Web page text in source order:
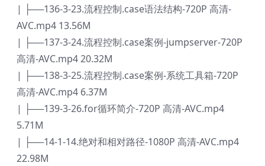
| ├──136-3-23.流程控制.case语法结构-720P 高清-
AVC.mp4 13.56M
| ├──137-3-24.流程控制.case案例-jumpserver-720P
高清-AVC.mp4 20.32M
| ├──138-3-25.流程控制.case案例-系统工具箱-720P
高清-AVC.mp4 6.37M
| ├──139-3-26.for循环简介-720P 高清-AVC.mp4
5.71M
| ├──14-1-14.绝对和相对路径-1080P 高清-AVC.mp4
22.98M